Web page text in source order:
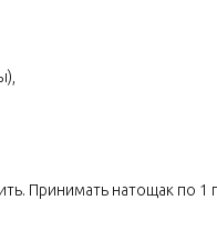
Принимать натощак по 1